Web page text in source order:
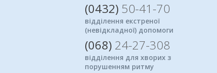
(0432) 50-41-70
відділення екстреної
(невідкладної) допомоги
(068) 24-27-308
відділення для хворих з
порушенням ритму